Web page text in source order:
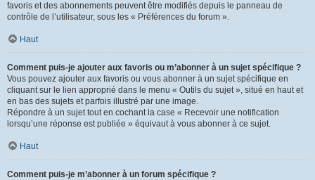
favoris et des abonnements peuvent être modifiés depuis le panneau de
contrôle de l’utilisateur, sous les « Préférences du forum ».
Haut
Comment puis-je ajouter aux favoris ou m’abonner à un sujet spécifique ?
Vous pouvez ajouter aux favoris ou vous abonner à un sujet spécifique en
cliquant sur le lien approprié dans le menu « Outils du sujet », situé en haut et
en bas des sujets et parfois illustré par une image.
Répondre à un sujet tout en cochant la case « Recevoir une notification
lorsqu’une réponse est publiée » équivaut à vous abonner à ce sujet.
Haut
Comment puis-je m’abonner à un forum spécifique ?